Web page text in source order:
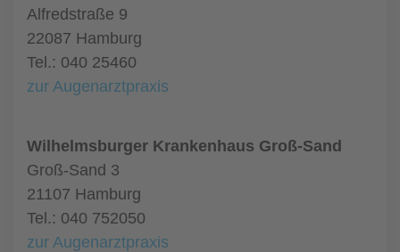
Alfredstraße 9
22087 Hamburg
Tel.: 040 25460
zur Augenarztpraxis
Wilhelmsburger Krankenhaus Groß-Sand
Groß-Sand 3
21107 Hamburg
Tel.: 040 752050
zur Augenarztpraxis